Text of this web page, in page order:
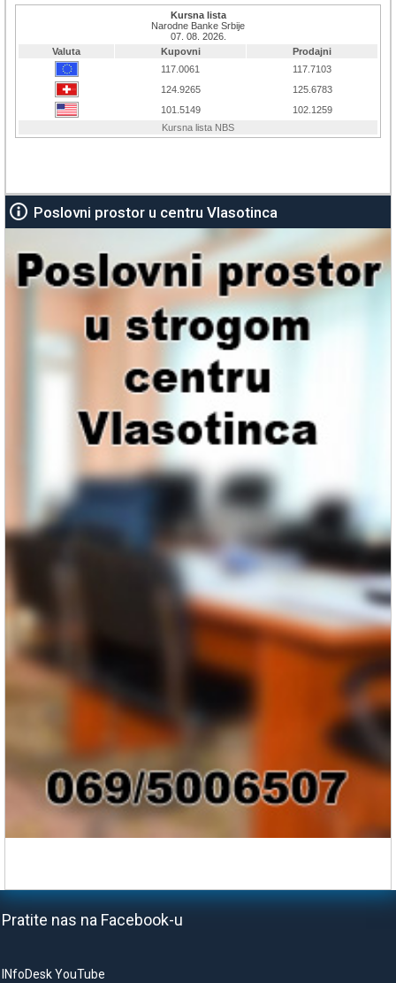
Poslovni prostor u centru Vlasotinca
Pratite nas na Facebook-u
INfoDesk YouTube